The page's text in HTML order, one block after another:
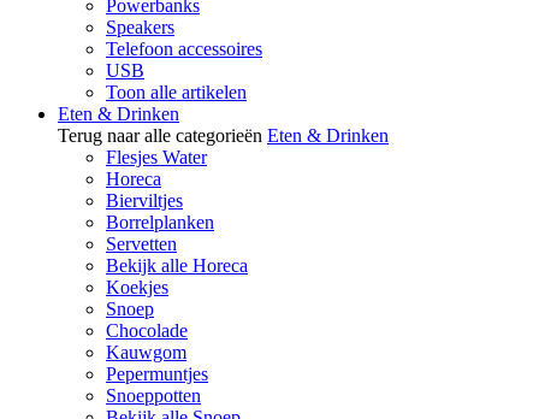
Powerbanks
Speakers
Telefoon accessoires
USB
Toon alle artikelen
Eten & Drinken
Terug naar alle categorieën Eten & Drinken
Flesjes Water
Horeca
Bierviltjes
Borrelplanken
Servetten
Bekijk alle Horeca
Koekjes
Snoep
Chocolade
Kauwgom
Pepermuntjes
Snoeppotten